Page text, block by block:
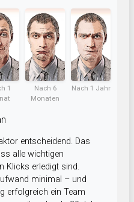
1
Nach 6
Monaten
Nach 1 Jahr
entscheidend. Das
alle wichtigen
Klicks erledigt sind.
minimal – und
erfolgreich ein Team